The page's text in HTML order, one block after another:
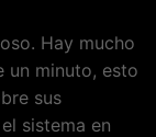
Hay mucho
un minuto, esto
sus
sistema en